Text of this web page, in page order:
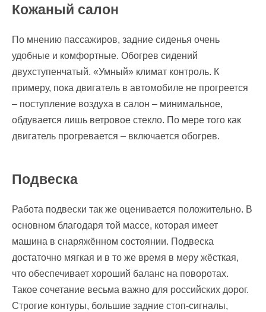
Кожаный салон
По мнению пассажиров, задние сиденья очень
удобные и комфортные. Обогрев сидений
двухступенчатый. «Умный» климат контроль. К
примеру, пока двигатель в автомобиле не прогреется
– поступление воздуха в салон – минимальное,
обдувается лишь ветровое стекло. По мере того как
двигатель прогревается – включается обогрев.
Подвеска
Работа подвески так же оценивается положительно. В
основном благодаря той массе, которая имеет
машина в снаряжённом состоянии. Подвеска
достаточно мягкая и в то же время в меру жёсткая,
что обеспечивает хороший баланс на поворотах.
Такое сочетание весьма важно для российских дорог.
Строгие контуры, большие задние стоп-сигналы,